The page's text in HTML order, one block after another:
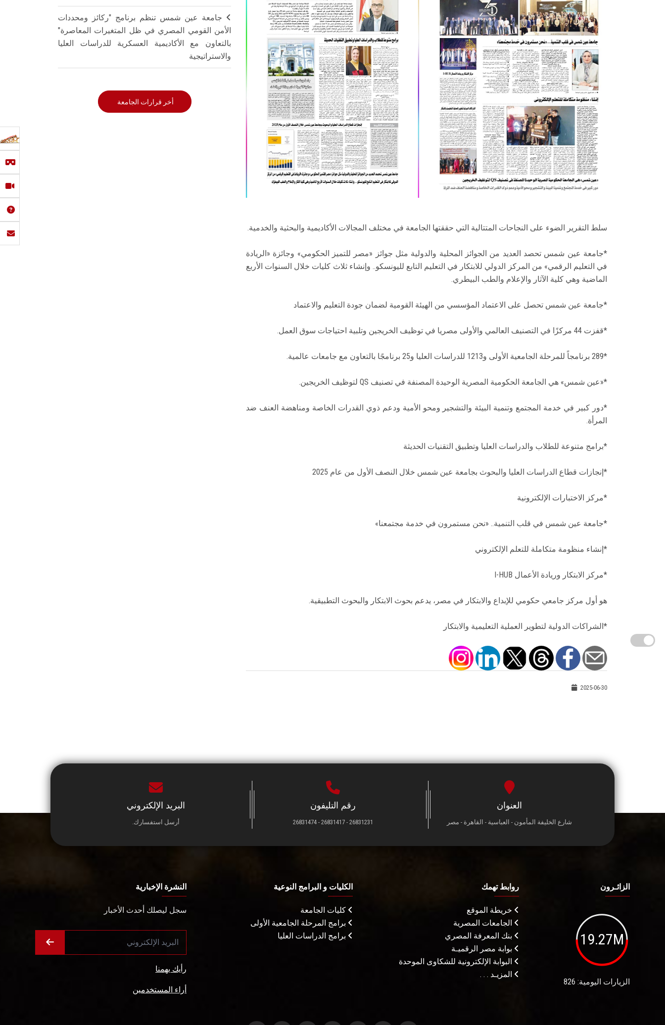
سلط التقرير الضوء على النجاحات المتتالية التي حققتها الجامعة في مختلف المجالات الأكاديمية والبحثية والخدمية.
*جامعة عين شمس تحصد العديد من الجوائز المحلية والدولية مثل جوائز «مصر للتميز الحكومي» وجائزة «الريادة
في التعليم الرقمي» من المركز الدولي للابتكار في التعليم التابع لليونسكو.. وإنشاء ثلاث كليات خلال السنوات الأربع
الماضية وهي كلية الآثار والإعلام والطب البيطري.
*جامعة عين شمس تحصل على الاعتماد المؤسسي من الهيئة القومية لضمان جودة التعليم والاعتماد
*قفزت 44 مركزًا في التصنيف العالمي والأولى مصريا في توظيف الخريجين وتلبية احتياجات سوق العمل.
*289 برنامجاً للمرحلة الجامعية الأولى و1213 للدراسات العليا و25 برنامجًا بالتعاون مع جامعات عالمية.
*«عين شمس» هي الجامعة الحكومية المصرية الوحيدة المصنفة في تصنيف QS لتوظيف الخريجين.
*دور كبير في خدمة المجتمع وتنمية البيئة والتشجير ومحو الأمية ودعم ذوي القدرات الخاصة ومناهضة العنف ضد
المرأة.
*برامج متنوعة للطلاب والدراسات العليا وتطبيق التقنيات الحديثة
*إنجازات قطاع الدراسات العليا والبحوث بجامعة عين شمس خلال النصف الأول من عام 2025
*مركز الاختبارات الإلكترونية
*جامعة عين شمس في قلب التنمية.. «نحن مستمرون في خدمة مجتمعنا»
*إنشاء منظومة متكاملة للتعلم الإلكتروني
*مركز الابتكار وريادة الأعمال I-HUB
هو أول مركز جامعي حكومي للإبداع والابتكار في مصر، يدعم بحوث الابتكار والبحوث التطبيقية.
*الشراكات الدولية لتطوير العملية التعليمية والابتكار
2025-06-30
جامعة عين شمس تنظم برنامج "ركائز ومحددات
الأمن القومي المصري في ظل المتغيرات المعاصرة"
بالتعاون مع الأكاديمية العسكرية للدراسات العليا
والاستراتيجية
أخر قرارات الجامعة
العنوان
شارع الخليفة المأمون - العباسية - القاهرة - مصر
رقم التليفون
26831231 - 26831417 - 26831474
البريد الإلكتروني
أرسل استفسارك.
الزائـرون
19.27M
الزيارات اليومية: 826
روابط تهمك
خريطة الموقع
الجامعات المصرية
بنك المعرفة المصري
بوابة مصر الرقميـة
البوابة الإلكترونية للشكاوى الموحدة
المزيـد . . .
الكليات و البرامج النوعية
كليات الجامعة
برامج المرحلة الجامعية الأولى
برامج الدراسات العليا
النشرة الإخبارية
سجل ليصلك أحدث الأخبار
رأيك يهمنا
أراء المستخدمين